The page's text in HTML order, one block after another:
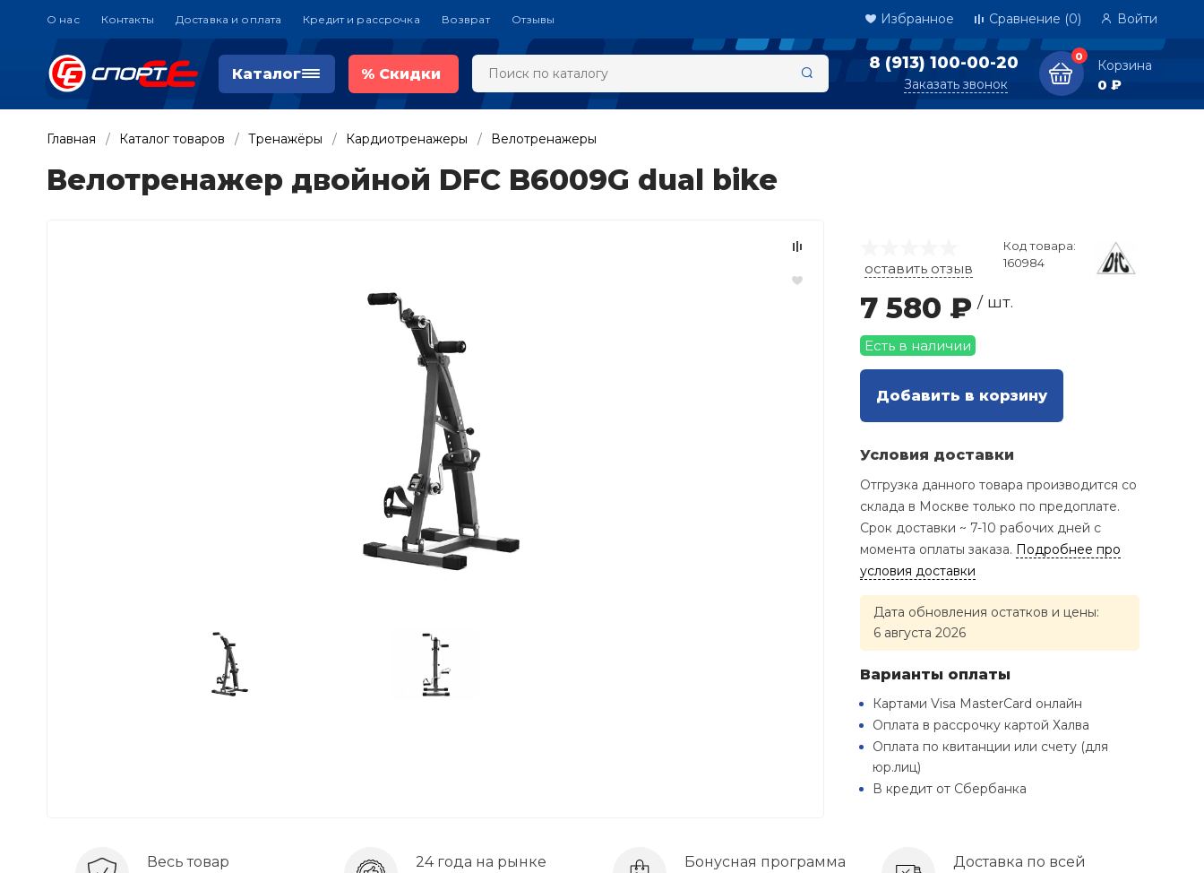
О нас Контакты Доставка и оплата Кредит и рассрочка Возврат Отзывы Избранное Сравнение (0) Войти
Каталог % Скидки
8 (913) 100-00-20
Заказать звонок
0
Корзина
0 ₽
Главная Каталог товаров Тренажёры Кардиотренажеры Велотренажеры
Велотренажер двойной DFC B6009G dual bike
оставить отзыв
Код товара:
160984
7 580 ₽ / шт.
Есть в наличии
Добавить в корзину
Условия доставки
Отгрузка данного товара производится со
склада в Москве только по предоплате.
Срок доставки ~ 7-10 рабочих дней с
момента оплаты заказа. Подробнее про
условия доставки
Дата обновления остатков и цены:
6 августа 2026
Варианты оплаты
Картами Visa MasterCard онлайн
Оплата в рассрочку картой Халва
Оплата по квитанции или счету (для
юр.лиц)
В кредит от Сбербанка
Весь товар
24 года на рынке
Бонусная программа
Доставка по всей